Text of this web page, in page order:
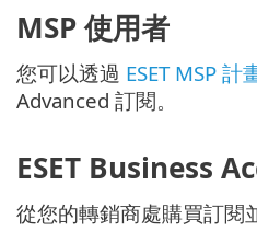
MSP 使用者
您可以透過 ESET MSP 計
Advanced 訂閱。
ESET Business
從您的轉銷商處購買訂閱